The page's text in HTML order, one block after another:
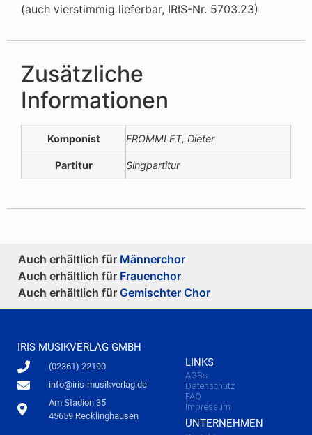
(auch vierstimmig lieferbar, IRIS-Nr. 5703.23)
Zusätzliche
Informationen
Komponist FROMMLET, Dieter
Partitur Singpartitur
Auch erhältlich für Männerchor
Auch erhältlich für Frauenchor
Auch erhältlich für Gemischter Chor
IRIS MUSIKVERLAG GMBH
(02361) 22190
info@iris-musikverlag.de
Am Stadion 35
45659 Recklinghausen
LINKS
AGBs
Datenschutz
FAQ
Impressum
UNTERNEHMEN